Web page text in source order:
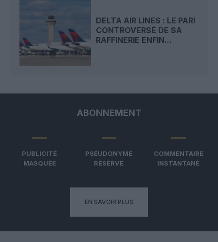
DELTA AIR LINES : LE PARI
CONTROVERSÉ DE SA
RAFFINERIE ENFIN...
ABONNEMENT
PUBLICITÉ
MASQUÉE
PSEUDONYME
RÉSERVÉ
COMMENTAIRE
INSTANTANÉ
EN SAVOIR PLUS